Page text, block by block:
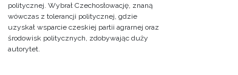
politycznej. Wybrał Czechosłowację, znaną
wówczas z tolerancji politycznej, gdzie
uzyskał wsparcie czeskiej partii agrarnej oraz
środowisk politycznych, zdobywając duży
autorytet.